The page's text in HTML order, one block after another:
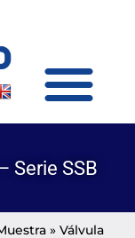
Serie SSB
» Válvula